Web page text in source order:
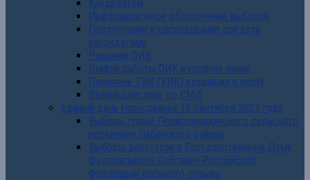
Кандидатам
Информационное обеспечение выборов
Поступление и расходование средств
кандидатами
Решения ОИК
График работы ОИК и горячая линия
Перечень ТИК (УИК) входящих в округ
Взаимодействие со СМИ
Единый день голосования 19 сентября 2021 года
Выборы главы Первосинюхинского сельского
поселения Лабинского района
Выборы депутатов в Государственную Думу
Федерального Собрания Российской
Федерации восьмого созыва